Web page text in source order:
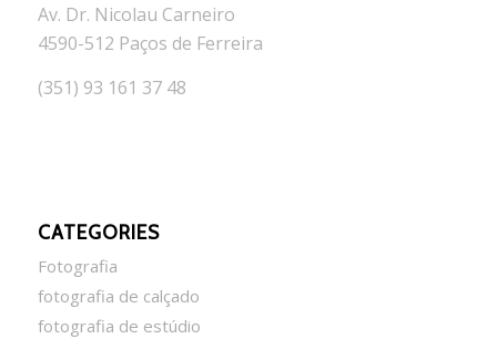
Av. Dr. Nicolau Carneiro
4590-512 Paços de Ferreira
(351) 93 161 37 48
CATEGORIES
Fotografia
fotografia de calçado
fotografia de estúdio